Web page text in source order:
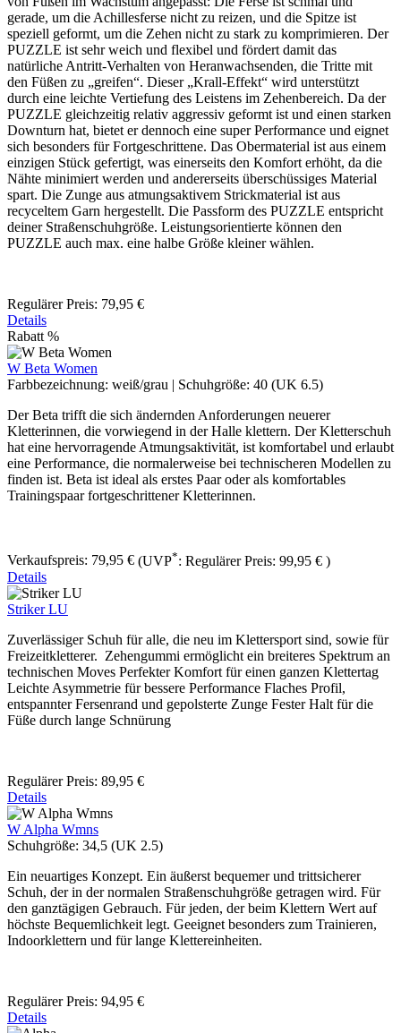
gerade, um die Achillesferse nicht zu reizen, und die Spitze ist
speziell geformt, um die Zehen nicht zu stark zu komprimieren. Der
PUZZLE ist sehr weich und flexibel und fördert damit das
natürliche Antritt-Verhalten von Heranwachsenden, die Tritte mit
den Füßen zu „greifen“. Dieser „Krall-Effekt“ wird unterstützt
durch eine leichte Vertiefung des Leistens im Zehenbereich. Da der
PUZZLE gleichzeitig relativ aggressiv geformt ist und einen starken
Downturn hat, bietet er dennoch eine super Performance und eignet
sich besonders für Fortgeschrittene. Das Obermaterial ist aus einem
einzigen Stück gefertigt, was einerseits den Komfort erhöht, da die
Nähte minimiert werden und andererseits überschüssiges Material
spart. Die Zunge aus atmungsaktivem Strickmaterial ist aus
recyceltem Garn hergestellt. Die Passform des PUZZLE entspricht
deiner Straßenschuhgröße. Leistungsorientierte können den
PUZZLE auch max. eine halbe Größe kleiner wählen.
Regulärer Preis: 79,95 €
Details
Rabatt %
W Beta Women
Farbbezeichnung: weiß/grau | Schuhgröße: 40 (UK 6.5)
Der Beta ​trifft die sich ändernden Anforderungen neuerer
Kletterinnen, die vorwiegend in der Halle klettern. Der Kletterschuh
hat eine hervorragende Atmungsaktivität, ist komfortabel und erlaubt
eine Performance, die normalerweise bei technischeren Modellen zu
finden ist. Beta ist ideal als erstes Paar oder als komfortables
Trainingspaar fortgeschrittener Kletterinnen.
Verkaufspreis: 79,95 € (UVP*: Regulärer Preis: 99,95 € )
Details
Striker LU
Zuverlässiger Schuh für alle, die neu im Klettersport sind, sowie für
Freizeitkletterer. Zehengummi ermöglicht ein breiteres Spektrum an
technischen Moves Perfekter Komfort für einen ganzen Klettertag
Leichte Asymmetrie für bessere Performance Flaches Profil,
entspannter Fersenrand und gepolsterte Zunge Fester Halt für die
Füße durch lange Schnürung
Regulärer Preis: 89,95 €
Details
W Alpha Wmns
Schuhgröße: 34,5 (UK 2.5)
Ein neuartiges Konzept. Ein äußerst bequemer und trittsicherer
Schuh, der in der normalen Straßenschuhgröße getragen wird. Für
den ganztägigen Gebrauch. Für jeden, der beim Klettern Wert auf
höchste Bequemlichkeit legt. Geeignet besonders zum Trainieren,
Indoorklettern und für lange Klettereinheiten.
Regulärer Preis: 94,95 €
Details